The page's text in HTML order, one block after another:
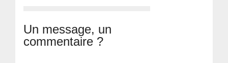
Un message, un
commentaire ?